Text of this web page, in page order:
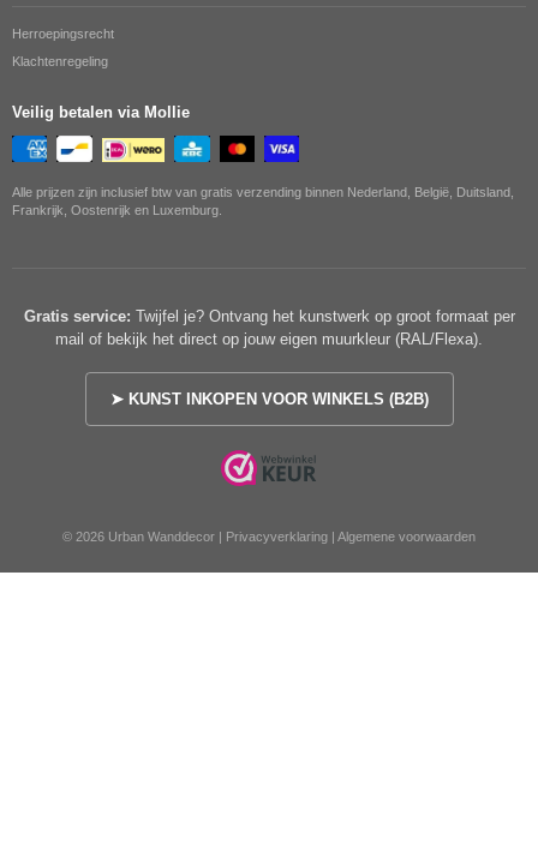
Herroepingsrecht
Klachtenregeling
Veilig betalen via Mollie
Alle prijzen zijn inclusief btw van gratis verzending binnen Nederland, België, Duitsland,
Frankrijk, Oostenrijk en Luxemburg.
Gratis service: Twijfel je? Ontvang het kunstwerk op groot formaat per
mail of bekijk het direct op jouw eigen muurkleur (RAL/Flexa).
➤ KUNST INKOPEN VOOR WINKELS (B2B)
© 2026 Urban Wanddecor | Privacyverklaring | Algemene voorwaarden